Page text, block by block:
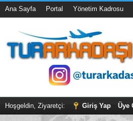
Ana Sayfa Portal Yönetim Kadrosu
Hoşgeldin, Ziyaretçi: Giriş Yap Üye